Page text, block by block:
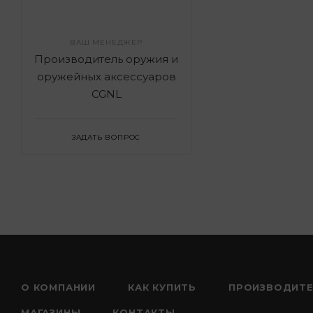
ВАШ МЕНЕДЖЕР
Производитель оружия и
оружейных аксессуаров
CGNL
ЗАДАТЬ ВОПРОС
О КОМПАНИИ КАК КУПИТЬ